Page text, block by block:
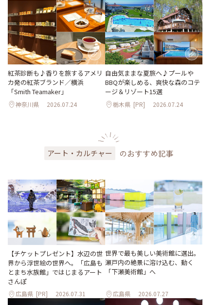
紅茶診断も♪香りを旅するアメリ
カ発の紅茶ブランド／横浜
「Smith Teamaker」
神奈川県 2026.07.24
自由気ままな夏旅へ♪プールや
BBQが楽しめる、爽快な森のコテ
ージ＆リゾート15選
栃木県 [PR] 2026.07.24
アート・カルチャー のおすすめ記事
【チケットプレゼント】水辺の世
界から浮世絵の世界へ。「広島も
とまち水族館」ではじまるアート
さんぽ
広島県 [PR] 2026.07.31
世界で最も美しい美術館に選出。
瀬戸内の絶景に溶け込む、動く
「下瀬美術館」へ
広島県 2026.07.27